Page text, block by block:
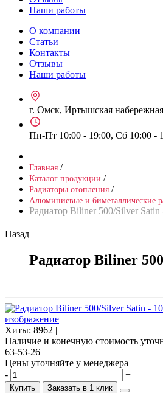
Наши работы
О компании
Статьи
Контакты
Отзывы
Наши работы
г. Омск, Иртышская
Пн-Пт 10:00 - 19:00, Сб 10:00 -
Главная /
Каталог продукции /
Радиаторы отопления /
Алюминиевые и биметаллические
Радиатор Biliner 500/Silver Satin
Назад
Радиатор Biliner
изображение
Хиты: 8962 |
Наличие и конечную стоимость
63-53-26
Цены уточняйте у менеджера
-
+
Купить Заказать в 1 клик